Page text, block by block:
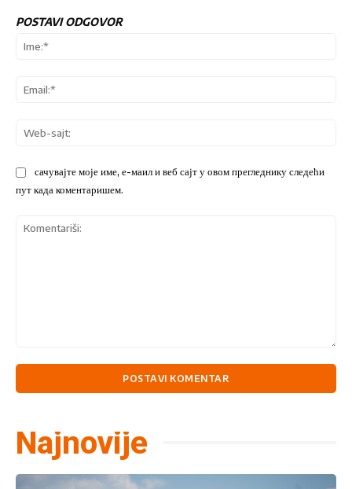
POSTAVI ODGOVOR
сачувајте моје име, е-маил и веб сајт у овом прегледнику следећи
пут када коментаришем.
Najnovije